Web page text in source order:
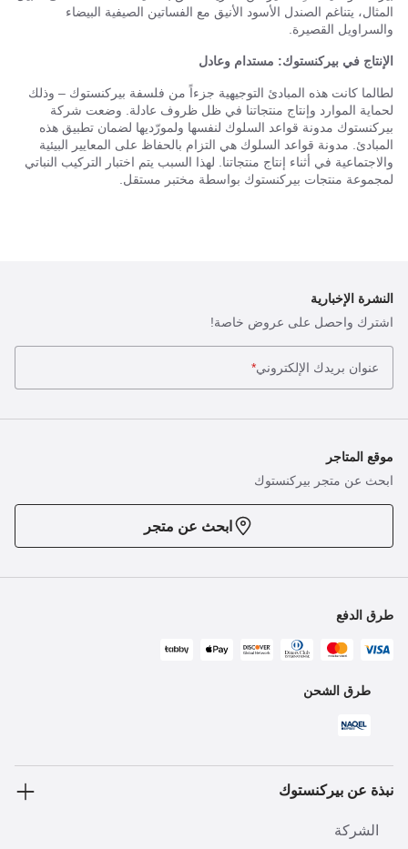
المثال، يتناغم الصندل الأسود الأنيق مع الفساتين الصيفية البيضاء
والسراويل القصيرة.
الإنتاج في بيركنستوك: مستدام وعادل
لطالما كانت هذه المبادئ التوجيهية جزءاً من فلسفة بيركنستوك – وذلك
لحماية الموارد وإنتاج منتجاتنا في ظل ظروف عادلة. وضعت شركة
بيركنستوك مدونة قواعد السلوك لنفسها ولمورّديها لضمان تطبيق هذه
المبادئ. مدونة قواعد السلوك هي التزام بالحفاظ على المعايير البيئية
والاجتماعية في أثناء إنتاج منتجاتنا. لهذا السبب يتم اختبار التركيب النباتي
لمجموعة منتجات بيركنستوك بواسطة مختبر مستقل.
النشرة الإخبارية
اشترك واحصل على عروض خاصة!
عنوان بريدك الإلكتروني*
موقع المتاجر
ابحث عن متجر بيركنستوك
ابحث عن متجر
طرق الدفع
طرق الشحن
نبذة عن بيركنستوك
الشركة